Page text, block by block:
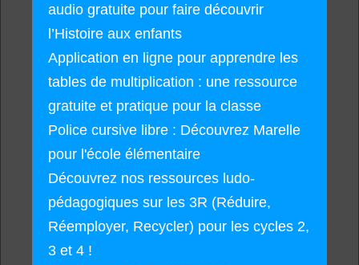
audio gratuite pour faire découvrir
l’Histoire aux enfants
Application en ligne pour apprendre les
tables de multiplication : une ressource
gratuite et pratique pour la classe
Police cursive libre : Découvrez Marelle
pour l'école élémentaire
Découvrez nos ressources ludo-
pédagogiques sur les 3R (Réduire,
Réemployer, Recycler) pour les cycles 2,
3 et 4 !